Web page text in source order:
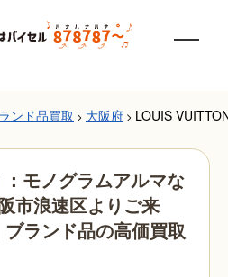
ンド品買取 > 大阪府 > LOUIS
モノグラムアルマな
市浪速区よりご来
ランド品の高価買取